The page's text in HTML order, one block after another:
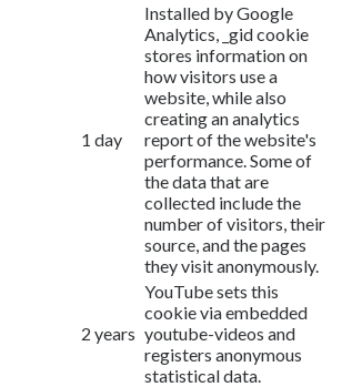
1 day
Installed by Google
Analytics, _gid cookie
stores information on
how visitors use a
website, while also
creating an analytics
report of the website's
performance. Some of
the data that are
collected include the
number of visitors, their
source, and the pages
they visit anonymously.
2 years
YouTube sets this
cookie via embedded
youtube-videos and
registers anonymous
statistical data.